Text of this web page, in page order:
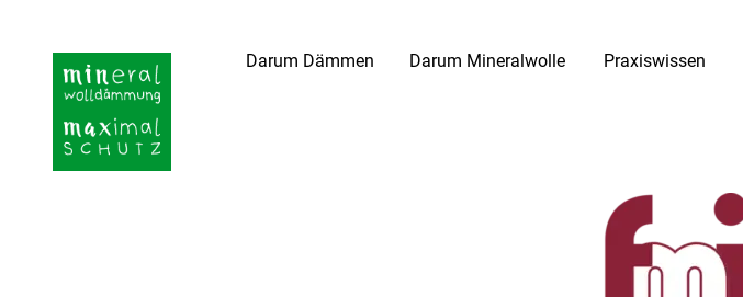
Darum Dämmen Darum Mineralwolle Praxiswissen